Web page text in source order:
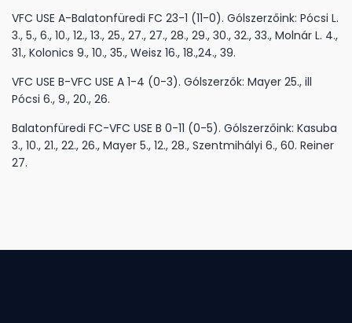
VFC USE A-Balatonfüredi FC 23-1 (11-0). Gólszerzőink: Pócsi L.
3., 5., 6., 10., 12., 13., 25., 27., 27., 28., 29., 30., 32., 33., Molnár L. 4.,
31., Kolonics 9., 10., 35., Weisz 16., 18.,24., 39.
VFC USE B-VFC USE A 1-4 (0-3). Gólszerzők: Mayer 25., ill
Pócsi 6., 9., 20., 26.
Balatonfüredi FC-VFC USE B 0-11 (0-5). Gólszerzőink: Kasuba
3., 10., 21., 22., 26., Mayer 5., 12., 28., Szentmihályi 6., 60. Reiner
27.